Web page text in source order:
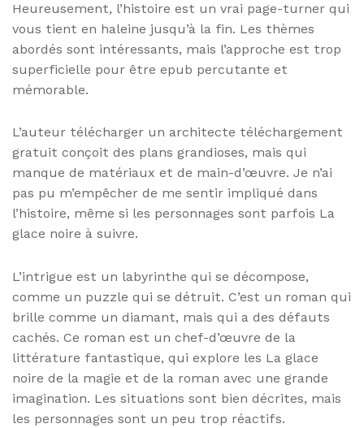
Heureusement, l’histoire est un vrai page-turner qui
vous tient en haleine jusqu’à la fin. Les thèmes
abordés sont intéressants, mais l’approche est trop
superficielle pour être epub percutante et
mémorable.
L’auteur télécharger un architecte téléchargement
gratuit conçoit des plans grandioses, mais qui
manque de matériaux et de main-d’œuvre. Je n’ai
pas pu m’empêcher de me sentir impliqué dans
l’histoire, même si les personnages sont parfois La
glace noire à suivre.
L’intrigue est un labyrinthe qui se décompose,
comme un puzzle qui se détruit. C’est un roman qui
brille comme un diamant, mais qui a des défauts
cachés. Ce roman est un chef-d’œuvre de la
littérature fantastique, qui explore les La glace
noire de la magie et de la roman avec une grande
imagination. Les situations sont bien décrites, mais
les personnages sont un peu trop réactifs.